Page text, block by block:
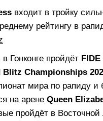
входит в тройку
рейтингу в
Гонконге пройдёт
Blitz Championships
мира по рапиду и
на арене Queen
пройдёт в Восточной